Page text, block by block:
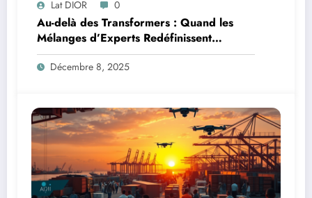
Lat DIOR 0
Au-delà des Transformers : Quand les
Mélanges d’Experts Redéfinissent
l’Efficacité de l’IA
Décembre 8, 2025